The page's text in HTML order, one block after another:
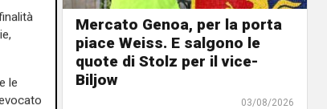
Mercato Genoa, per la porta
piace Weiss. E salgono le
quote di Stolz per il vice-
Biljow
03/08/2026
le